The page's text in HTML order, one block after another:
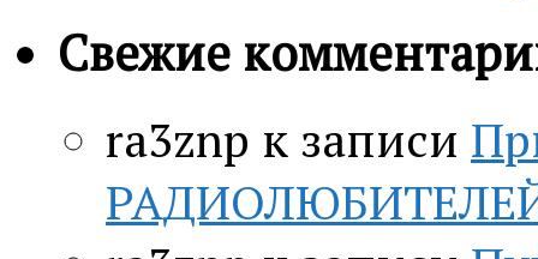
Свежие
ra3znp к записи
РАДИОЛЮБИТЕЛЕЙ